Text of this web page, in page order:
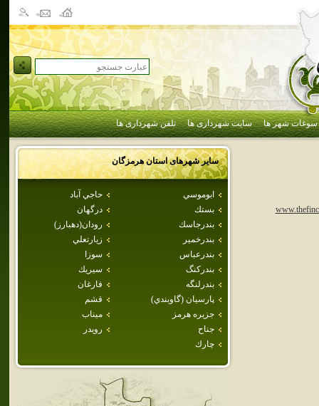
سوغات شهر ها سایت شهرداری ها تلفن شهرداری ها
سایر شهرهای استانهرمزگان
ابوموسي
حاجي آباد
بستك
درگهان
بندرجاسك
رودان(دهبارز)
بندرخمير
زيارتعلي
بندرعباس
سوزا
بندركنگ
سيريك
بندرلنگه
فارغان
پارسيان (گاوبندي)
قشم
جزيره هرمز
ميناب
جناح
رويدر
چارك